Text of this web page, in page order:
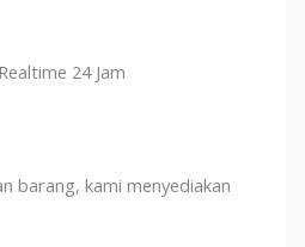
24 Jam
barang, kami menyediakan